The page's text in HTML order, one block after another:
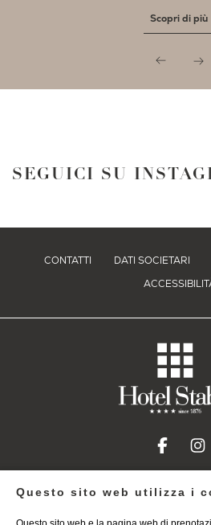
Scopri di più
SEGUICI SU
CONTATTI DATI SOCIETARI
Questo sito web utilizza i